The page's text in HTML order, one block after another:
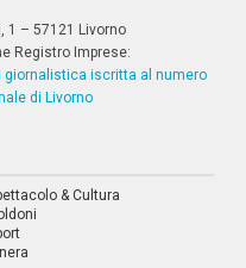
1 – 57121 Livorno
Registro Imprese:
giornalistica iscritta al numero
di Livorno
& Cultura